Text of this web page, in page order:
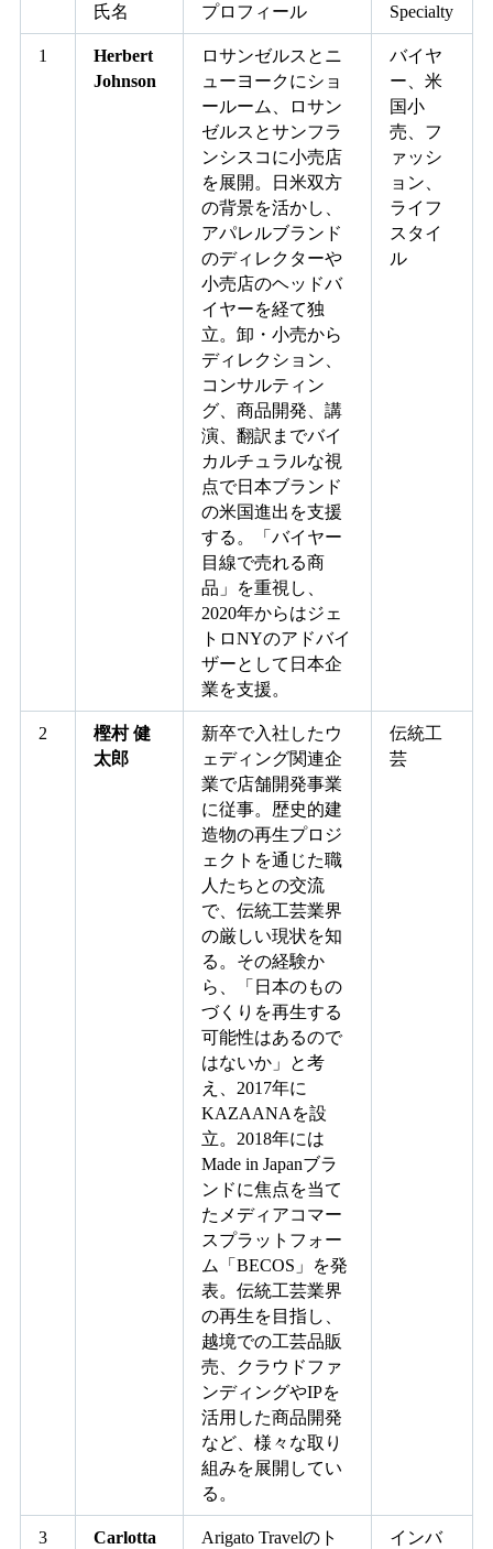
氏名 プロフィール Specialty
1
Herbert
Johnson
ロサンゼルスとニ
ューヨークにショ
ールーム、ロサン
ゼルスとサンフラ
ンシスコに小売店
を展開。日米双方
の背景を活かし、
アパレルブランド
のディレクターや
小売店のヘッドバ
イヤーを経て独
立。卸・小売から
ディレクション、
コンサルティン
グ、商品開発、講
演、翻訳までバイ
カルチュラルな視
点で日本ブランド
の米国進出を支援
する。「バイヤー
目線で売れる商
品」を重視し、
2020年からはジェ
トロNYのアドバイ
ザーとして日本企
業を支援。
バイヤ
ー、米
国小
売、フ
ァッシ
ョン、
ライフ
スタイ
ル
2
樫村 健
太郎
新卒で入社したウ
ェディング関連企
業で店舗開発事業
に従事。歴史的建
造物の再生プロジ
ェクトを通じた職
人たちとの交流
で、伝統工芸業界
の厳しい現状を知
る。その経験か
ら、「日本のもの
づくりを再生する
可能性はあるので
はないか」と考
え、2017年に
KAZAANAを設
立。2018年には
Made in Japanブラ
ンドに焦点を当て
たメディアコマー
スプラットフォー
ム「BECOS」を発
表。伝統工芸業界
の再生を目指し、
越境での工芸品販
売、クラウドファ
ンディングやIPを
活用した商品開発
など、様々な取り
組みを展開してい
る。
伝統工
芸
3
Carlotta
Arigato Travelのト
インバ